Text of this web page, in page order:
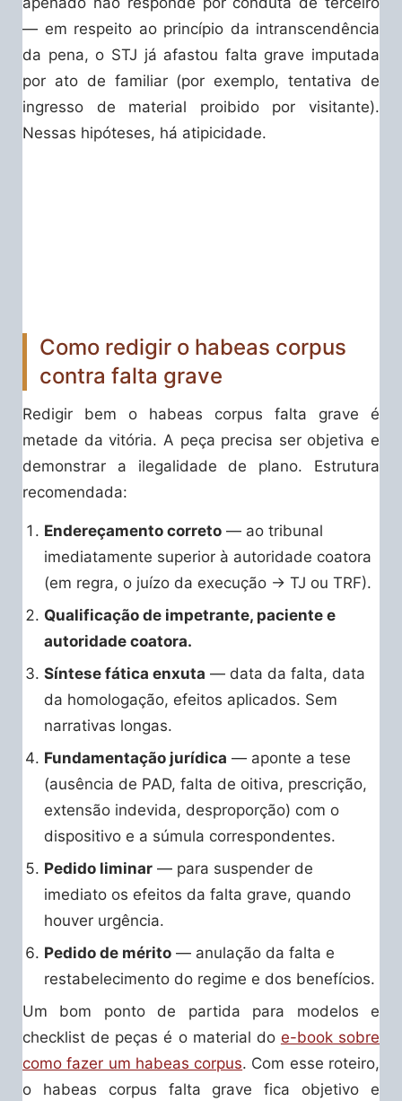
— em respeito ao princípio da intranscendência
da pena, o STJ já afastou falta grave imputada
por ato de familiar (por exemplo, tentativa de
ingresso de material proibido por visitante).
Nessas hipóteses, há atipicidade.
Como redigir o habeas corpus
contra falta grave
Redigir bem o habeas corpus falta grave é
metade da vitória. A peça precisa ser objetiva e
demonstrar a ilegalidade de plano. Estrutura
recomendada:
Endereçamento correto — ao tribunal
imediatamente superior à autoridade coatora
(em regra, o juízo da execução → TJ ou TRF).
Qualificação de impetrante, paciente e
autoridade coatora.
Síntese fática enxuta — data da falta, data
da homologação, efeitos aplicados. Sem
narrativas longas.
Fundamentação jurídica — aponte a tese
(ausência de PAD, falta de oitiva, prescrição,
extensão indevida, desproporção) com o
dispositivo e a súmula correspondentes.
Pedido liminar — para suspender de
imediato os efeitos da falta grave, quando
houver urgência.
Pedido de mérito — anulação da falta e
restabelecimento do regime e dos benefícios.
Um bom ponto de partida para modelos e
checklist de peças é o material do e-book sobre
como fazer um habeas corpus. Com esse roteiro,
o habeas corpus falta grave fica objetivo e